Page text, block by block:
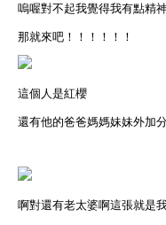
嗚喔對不起我覺得我有點精
那就來吧！！！！！！
這個人是紅櫻
還有他的爸爸媽媽妹妹外加
啊對還有老太婆啊這張就是